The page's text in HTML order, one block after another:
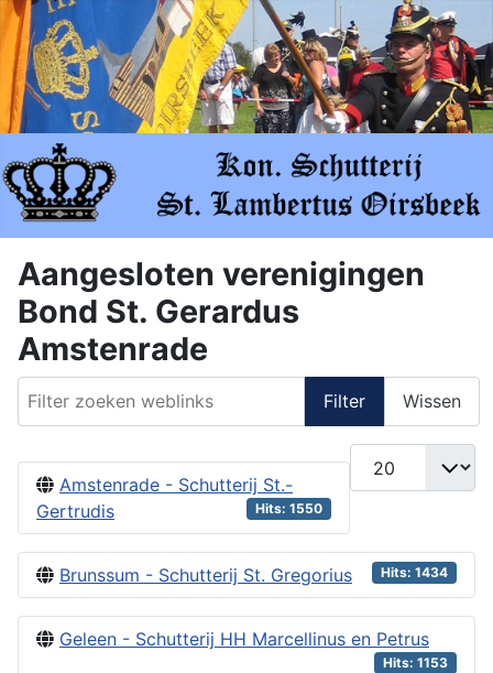
Aangesloten verenigingen
Bond St. Gerardus
Amstenrade
Filter Wissen
Toon #
Amstenrade - Schutterij St.-
Gertrudis
Hits: 1550
Brunssum - Schutterij St. Gregorius Hits: 1434
Geleen - Schutterij HH Marcellinus en Petrus
Hits: 1153